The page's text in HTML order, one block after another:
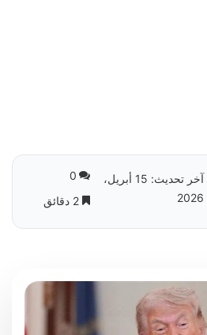
آخر تحديث: 15 أبريل،
2026
0
2 دقائق